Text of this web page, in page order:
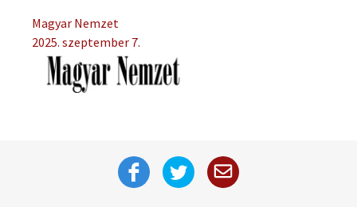
Magyar Nemzet
2025. szeptember 7.